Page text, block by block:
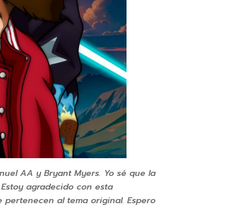
AA y Bryant Myers. Yo sé que la
agradecido con esta
al tema original. Espero